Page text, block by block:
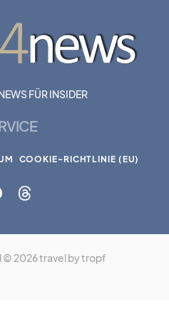
FÜR INSIDER
COOKIE-RICHTLINIE (EU)
© 2026 travel by tropf